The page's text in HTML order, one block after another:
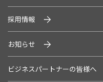
採用情報
お知らせ
ビジネスパートナーの皆様へ